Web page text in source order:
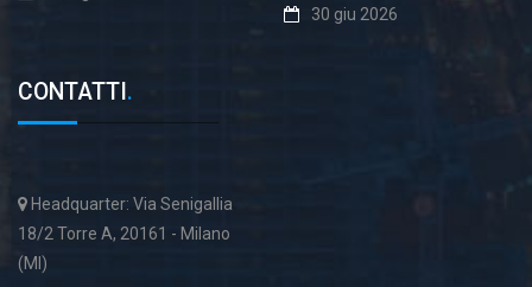
30 giu 2026
CONTATTI .
Headquarter: Via Senigallia
18/2 Torre A, 20161 - Milano
(MI)